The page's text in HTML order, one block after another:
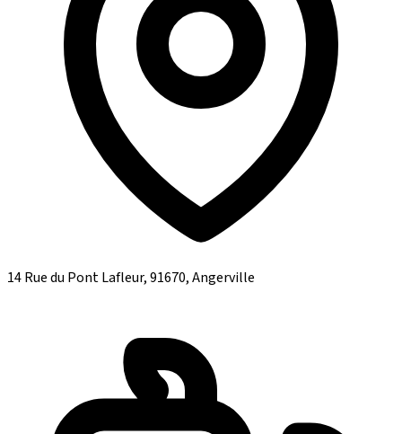
14 Rue du Pont Lafleur, 91670, Angerville